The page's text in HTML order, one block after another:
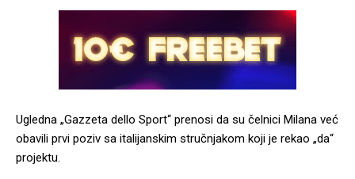
Ugledna „Gazzeta dello Sport“ prenosi da su čelnici Milana već
obavili prvi poziv sa italijanskim stručnjakom koji je rekao „da“
projektu.